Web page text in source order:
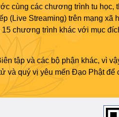
cùng các chương trình tu học,
(Live Streaming) trên mạng xã
chương trình khác với mục
tập và các bộ phận khác, vì
và quý vị yêu mến Đạo Phật